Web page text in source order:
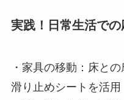
実践！日常生活での
・家具の移動：床と
滑り止めシートを活用